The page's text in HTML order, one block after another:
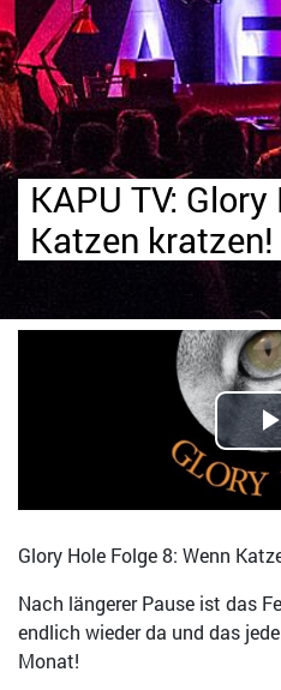
KAPU TV:
Katzen kratzen!
Glory Hole Folge 8: Wenn
Nach längerer Pause ist das
endlich wieder da und das
Monat!